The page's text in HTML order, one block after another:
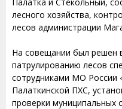
лесного хозяйства,
лесов администрации
На совещании был решен
патрулированию лесов
сотрудниками МО России
Палаткинской ПХС,
проверки муниципальных